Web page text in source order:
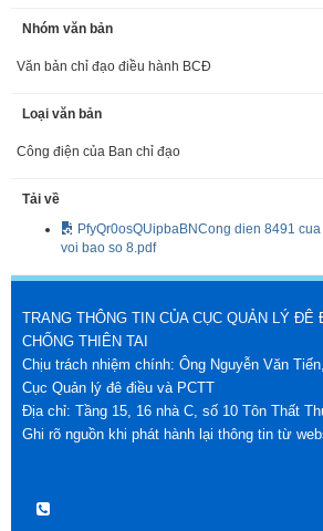
Nhóm văn bản
Văn bản chỉ đạo điều hành BCĐ
Loại văn bản
Công điện của Ban chỉ đạo
Tải về
PfyQr0osQUipbaBNCong dien 8491
voi bao so 8.pdf
TRANG THÔNG TIN CỦA CỤC QUẢN LÝ ĐÊ
CHỐNG THIÊN TAI
Chịu trách nhiệm chính: Ông Nguyễn Văn
Cục Quản lý đê điều và PCTT
Địa chỉ: Tầng 15, 16 nhà C, số 10 Tôn Thất
Ghi rõ nguồn khi phát hành lại thông tin từ